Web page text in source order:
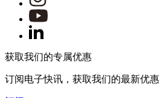
获取我们的专属优惠
订阅电子快讯，获取我们的最新优惠